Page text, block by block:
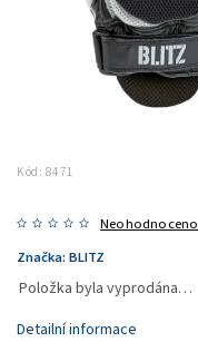
Kód: 8471
Neohodnoceno
Značka: BLITZ
Položka byla vyprodána…
Detailní informace